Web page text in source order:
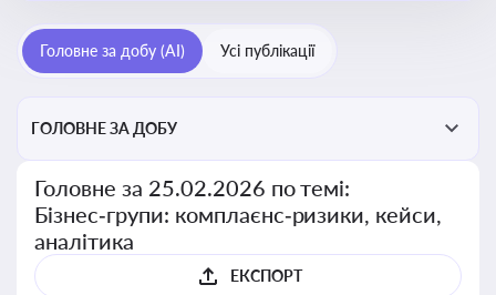
Головне за добу (AI) Усі публікації
ГОЛОВНЕ ЗА ДОБУ
Головне за 25.02.2026 по темі:
Бізнес‑групи: комплаєнс‑ризики, кейси,
аналітика
ЕКСПОРТ